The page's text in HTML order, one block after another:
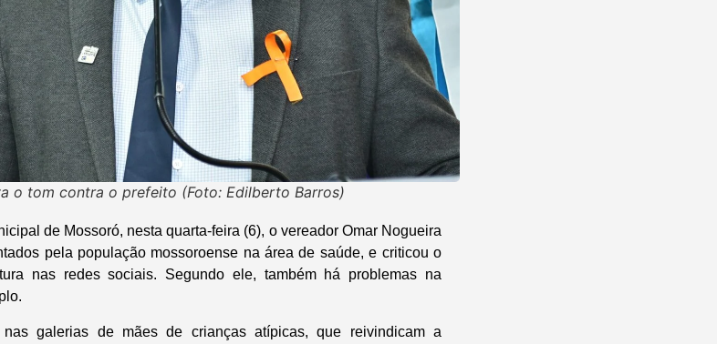
o tom contra o prefeito (Foto: Edilberto Barros)
de Mossoró, nesta quarta-feira (6), o vereador Omar Nogueira
pela população mossoroense na área de saúde, e criticou o
nas redes sociais. Segundo ele, também há problemas na
galerias de mães de crianças atípicas, que reivindicam a